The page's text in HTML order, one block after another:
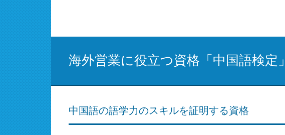
海外営業に役立つ資格「中国語検定」
中国語の語学力のスキルを証明する資格